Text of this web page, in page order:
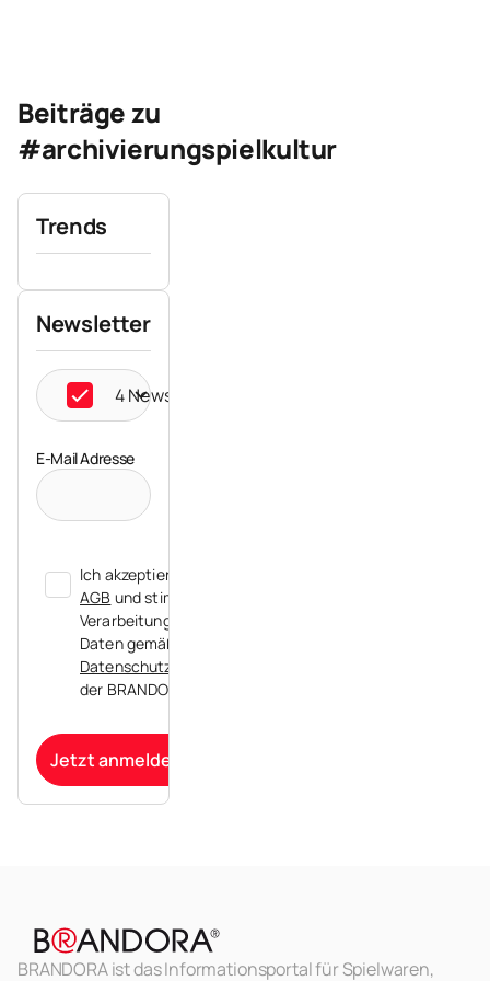
Beiträge zu
#archivierungspielkultur
Trends
Newsletter
4 Newsletter ausgewählt
E-Mail Adresse
Ich akzeptiere die
AGB und stimme der
Verarbeitung meiner
Daten gemäß der
Datenschutzerklärung
der BRANDORA zu.
Jetzt anmelden
BRANDORA ist das Informationsportal für Spielwaren,